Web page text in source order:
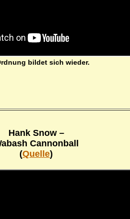
bildet sich wieder.
Hank Snow –
Cannonball
(Quelle)